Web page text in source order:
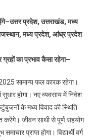
हैं
अगस्त
बारह
राशियों
पर
ग्रहों
का
प्रदेश, उत्तराखंड, मध्य
मध्य प्रदेश, आंध्र प्रदेश
का प्रभाव कैसा रहेगा–
सामान्य फल कारक रहेगा।
सुधार होगा। नए व्यवसाय में निवेश
के मध्य विवाद की स्थिति
करेंगे। जीवन साथी से पूर्ण सहयोग
प्राप्त होगा। विद्यार्थी वर्ग